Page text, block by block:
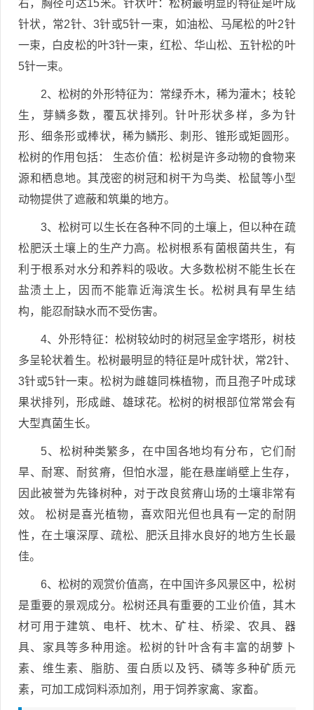
右，胸径可达15米。针状叶：松树最明显的特征是叶成
针状，常2针、3针或5针一束，如油松、马尾松的叶2针
一束，白皮松的叶3针一束，红松、华山松、五针松的叶
5针一束。
2、松树的外形特征为：常绿乔木，稀为灌木；枝轮
生，芽鳞多数，覆瓦状排列。针叶形状多样，多为针
形、细条形或棒状，稀为鳞形、刺形、锥形或矩圆形。
松树的作用包括： 生态价值：松树是许多动物的食物来
源和栖息地。其茂密的树冠和树干为鸟类、松鼠等小型
动物提供了遮蔽和筑巢的地方。
3、松树可以生长在各种不同的土壤上，但以种在疏
松肥沃土壤上的生产力高。松树根系有菌根菌共生，有
利于根系对水分和养料的吸收。大多数松树不能生长在
盐渍土上，因而不能靠近海滨生长。松树具有旱生结
构，能忍耐缺水而不受伤害。
4、外形特征：松树较幼时的树冠呈金字塔形，树枝
多呈轮状着生。松树最明显的特征是叶成针状，常2针、
3针或5针一束。松树为雌雄同株植物，而且孢子叶成球
果状排列，形成雌、雄球花。松树的树根部位常常会有
大型真菌生长。
5、松树种类繁多，在中国各地均有分布，它们耐
旱、耐寒、耐贫瘠，但怕水湿，能在悬崖峭壁上生存，
因此被誉为先锋树种，对于改良贫瘠山场的土壤非常有
效。 松树是喜光植物，喜欢阳光但也具有一定的耐阴
性，在土壤深厚、疏松、肥沃且排水良好的地方生长最
佳。
6、松树的观赏价值高，在中国许多风景区中，松树
是重要的景观成分。松树还具有重要的工业价值，其木
材可用于建筑、电杆、枕木、矿柱、桥梁、农具、器
具、家具等多种用途。松树的针叶含有丰富的胡萝卜
素、维生素、脂肪、蛋白质以及钙、磷等多种矿质元
素，可加工成饲料添加剂，用于饲养家禽、家畜。